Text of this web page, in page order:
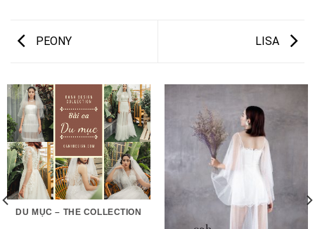
PEONY LISA
DU MỤC – THE COLLECTION